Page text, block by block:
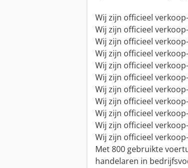
Wij zijn officieel
Wij zijn officieel
Wij zijn officieel
Wij zijn officieel
Wij zijn officieel
Wij zijn officieel
Wij zijn officieel
Wij zijn officieel
Wij zijn officieel
Wij zijn officieel
Wij zijn officieel
Met 800 gebruikte
handelaren in